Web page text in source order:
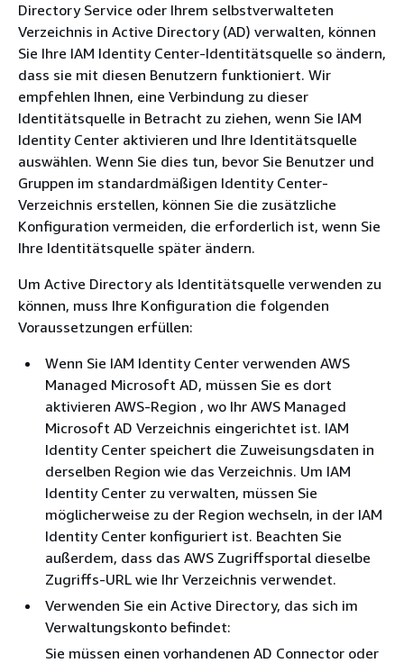
Directory Service oder Ihrem selbstverwalteten
Verzeichnis in Active Directory (AD) verwalten, können
Sie Ihre IAM Identity Center-Identitätsquelle so ändern,
dass sie mit diesen Benutzern funktioniert. Wir
empfehlen Ihnen, eine Verbindung zu dieser
Identitätsquelle in Betracht zu ziehen, wenn Sie IAM
Identity Center aktivieren und Ihre Identitätsquelle
auswählen. Wenn Sie dies tun, bevor Sie Benutzer und
Gruppen im standardmäßigen Identity Center-
Verzeichnis erstellen, können Sie die zusätzliche
Konfiguration vermeiden, die erforderlich ist, wenn Sie
Ihre Identitätsquelle später ändern.
Um Active Directory als Identitätsquelle verwenden zu
können, muss Ihre Konfiguration die folgenden
Voraussetzungen erfüllen:
Wenn Sie IAM Identity Center verwenden AWS
Managed Microsoft AD, müssen Sie es dort
aktivieren AWS-Region , wo Ihr AWS Managed
Microsoft AD Verzeichnis eingerichtet ist. IAM
Identity Center speichert die Zuweisungsdaten in
derselben Region wie das Verzeichnis. Um IAM
Identity Center zu verwalten, müssen Sie
möglicherweise zu der Region wechseln, in der IAM
Identity Center konfiguriert ist. Beachten Sie
außerdem, dass das AWS Zugriffsportal dieselbe
Zugriffs-URL wie Ihr Verzeichnis verwendet.
Verwenden Sie ein Active Directory, das sich im
Verwaltungskonto befindet:
Sie müssen einen vorhandenen AD Connector oder